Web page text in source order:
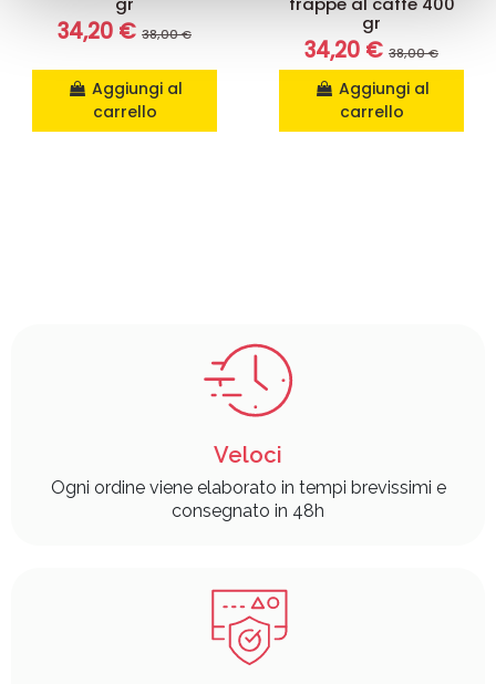
raccolto dal suo utilizzo dei loro servizi.
34,20 € 38,00 €
Aggiungi al
carrello
gr
34,20 € 38,00 €
Aggiungi al
carrello
Veloci
Ogni ordine viene elaborato in tempi brevissimi e
consegnato in 48h